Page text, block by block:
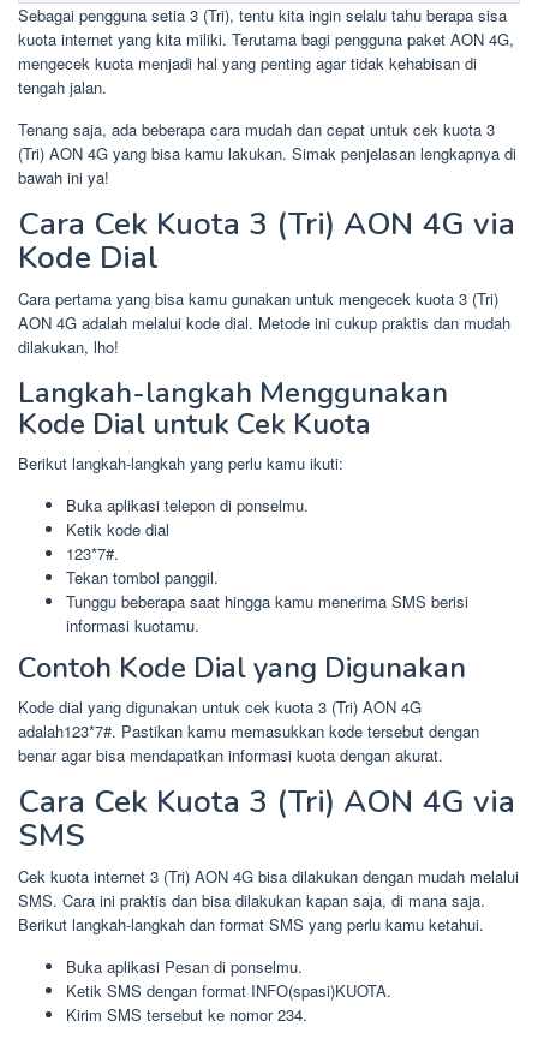
Sebagai pengguna setia 3 (Tri), tentu kita ingin selalu tahu berapa sisa
kuota internet yang kita miliki. Terutama bagi pengguna paket AON 4G,
mengecek kuota menjadi hal yang penting agar tidak kehabisan di
tengah jalan.
Tenang saja, ada beberapa cara mudah dan cepat untuk cek kuota 3
(Tri) AON 4G yang bisa kamu lakukan. Simak penjelasan lengkapnya di
bawah ini ya!
Cara Cek Kuota 3 (Tri) AON 4G via
Kode Dial
Cara pertama yang bisa kamu gunakan untuk mengecek kuota 3 (Tri)
AON 4G adalah melalui kode dial. Metode ini cukup praktis dan mudah
dilakukan, lho!
Langkah-langkah Menggunakan
Kode Dial untuk Cek Kuota
Berikut langkah-langkah yang perlu kamu ikuti:
Buka aplikasi telepon di ponselmu.
Ketik kode dial
123*7#.
Tekan tombol panggil.
Tunggu beberapa saat hingga kamu menerima SMS berisi
informasi kuotamu.
Contoh Kode Dial yang Digunakan
Kode dial yang digunakan untuk cek kuota 3 (Tri) AON 4G
adalah123*7#. Pastikan kamu memasukkan kode tersebut dengan
benar agar bisa mendapatkan informasi kuota dengan akurat.
Cara Cek Kuota 3 (Tri) AON 4G via
SMS
Cek kuota internet 3 (Tri) AON 4G bisa dilakukan dengan mudah melalui
SMS. Cara ini praktis dan bisa dilakukan kapan saja, di mana saja.
Berikut langkah-langkah dan format SMS yang perlu kamu ketahui.
Buka aplikasi Pesan di ponselmu.
Ketik SMS dengan format INFO(spasi)KUOTA.
Kirim SMS tersebut ke nomor 234.